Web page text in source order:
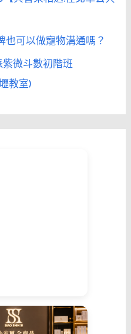
可以做寵物溝通嗎？
微斗數初階班
教室)